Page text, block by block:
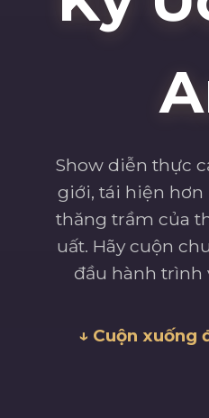
Show diễn thực
giới, tái hiện
thăng trầm của
uất. Hãy cuộn
đầu hành trình
↓ Cuộn xuống